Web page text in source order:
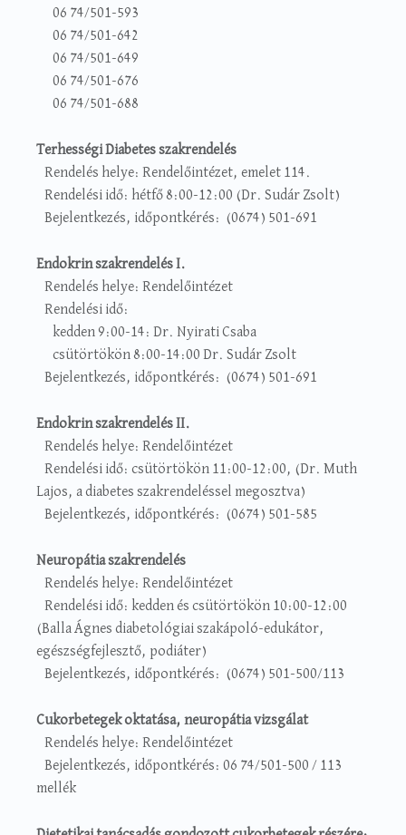
06 74/501-593
06 74/501-642
06 74/501-649
06 74/501-676
06 74/501-688
Terhességi Diabetes szakrendelés
Rendelés helye: Rendelőintézet, emelet 114.
Rendelési idő: hétfő 8:00-12:00 (Dr. Sudár Zsolt)
Bejelentkezés, időpontkérés: (0674) 501-691
Endokrin szakrendelés I.
Rendelés helye: Rendelőintézet
Rendelési idő:
kedden 9:00-14: Dr. Nyirati Csaba
csütörtökön 8:00-14:00 Dr. Sudár Zsolt
Bejelentkezés, időpontkérés: (0674) 501-691
Endokrin szakrendelés II.
Rendelés helye: Rendelőintézet
Rendelési idő: csütörtökön 11:00-12:00, (Dr. Muth
Lajos, a diabetes szakrendeléssel megosztva)
Bejelentkezés, időpontkérés: (0674) 501-585
Neuropátia szakrendelés
Rendelés helye: Rendelőintézet
Rendelési idő: kedden és csütörtökön 10:00-12:00
(Balla Ágnes diabetológiai szakápoló-edukátor,
egészségfejlesztő, podiáter)
Bejelentkezés, időpontkérés: (0674) 501-500/113
Cukorbetegek oktatása, neuropátia vizsgálat
Rendelés helye: Rendelőintézet
Bejelentkezés, időpontkérés: 06 74/501-500 / 113
mellék